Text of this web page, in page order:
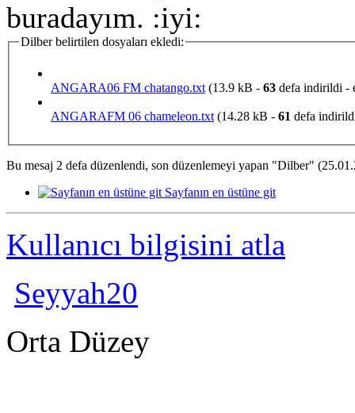
buradayım.
Dilber belirtilen dosyaları ekledi:
ANGARA06 FM chatango.txt (13.9 kB - 63 defa indirildi -
ANGARAFM 06 chameleon.txt (14.28 kB - 61 defa
Bu mesaj 2 defa düzenlendi, son düzenlemeyi yapan "Dilber"
Sayfanın en üstüne git
Kullanıcı bilgisini atla
Seyyah20
Orta Düzey